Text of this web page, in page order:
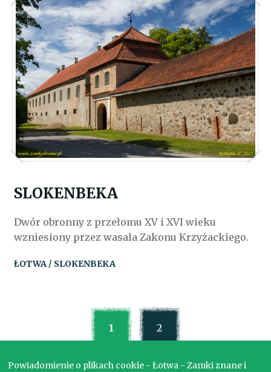
SLOKENBEKA
Dwór obronny z przełomu XV i XVI wieku
wzniesiony przez wasala Zakonu Krzyżackiego.
ŁOTWA / SLOKENBEKA
1 2
Powiadomienie o plikach cookie - Łotwa - Zamki znane i